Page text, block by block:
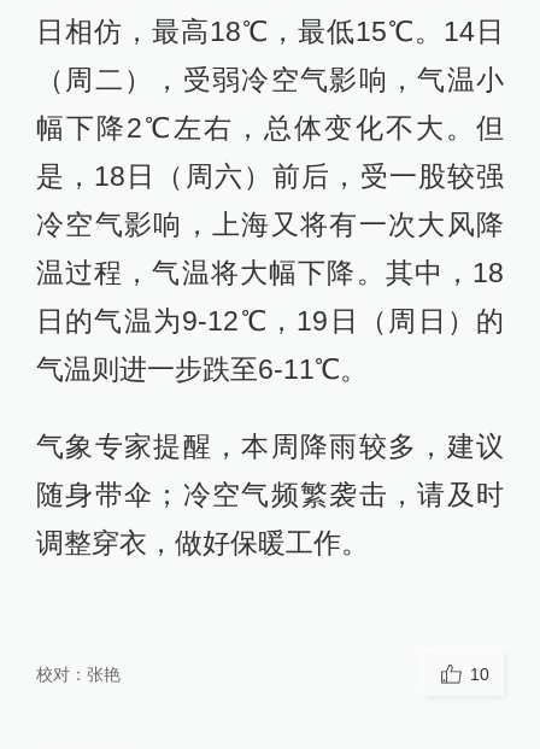
日相仿，最高18℃，最低15℃。14日
（周二），受弱冷空气影响，气温小
幅下降2℃左右，总体变化不大。但
是，18日（周六）前后，受一股较强
冷空气影响，上海又将有一次大风降
温过程，气温将大幅下降。其中，18
日的气温为9-12℃，19日（周日）的
气温则进一步跌至6-11℃。
气象专家提醒，本周降雨较多，建议
随身带伞；冷空气频繁袭击，请及时
调整穿衣，做好保暖工作。
校对： 张艳 10